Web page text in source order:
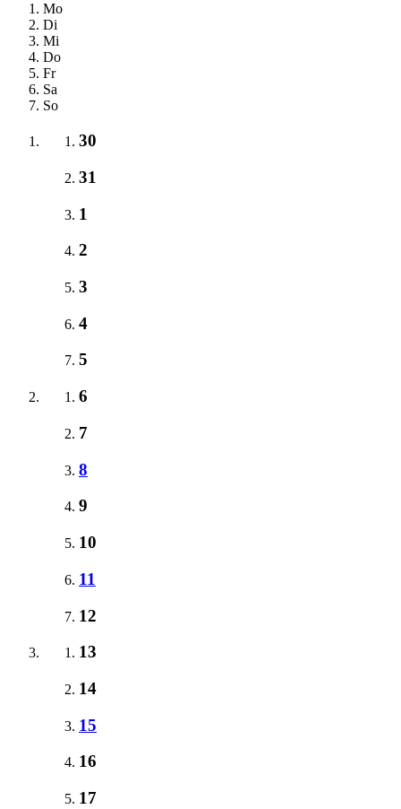
Mo
Di
Mi
Do
Fr
Sa
So
30
31
1
2
3
4
5
6
7
8
9
10
11
12
13
14
15
16
17